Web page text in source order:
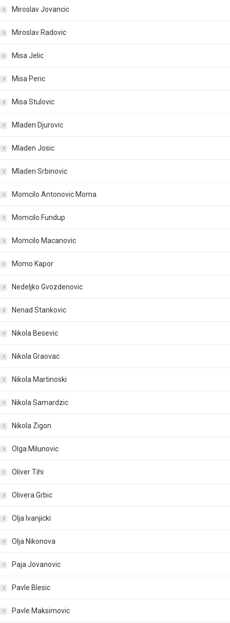
Miroslav Jovancic
Miroslav Radovic
Misa Jelic
Misa Peric
Misa Stulovic
Mladen Djurovic
Mladen Josic
Mladen Srbinovic
Momcilo Antonovic Moma
Momcilo Fundup
Momcilo Macanovic
Momo Kapor
Nedeljko Gvozdenovic
Nenad Stankovic
Nikola Besevic
Nikola Graovac
Nikola Martinoski
Nikola Samardzic
Nikola Zigon
Olga Milunovic
Oliver Tihi
Olivera Grbic
Olja Ivanjicki
Olja Nikonova
Paja Jovanovic
Pavle Blesic
Pavle Maksimovic